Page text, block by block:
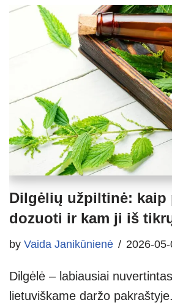
Dilgėlių užpiltinė: kaip
dozuoti ir kam ji iš
by Vaida Janikūnienė 2026-
Dilgėlė – labiausiai
lietuviškame daržo